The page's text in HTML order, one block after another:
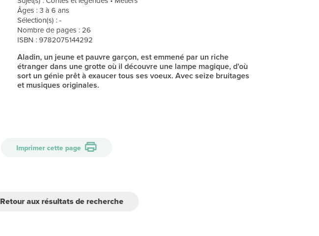
Âges : 3 à 6 ans
Sélection(s) : -
Nombre de pages : 26
ISBN : 9782075144292
Aladin, un jeune et pauvre garçon, est emmené par un riche
étranger dans une grotte où il découvre une lampe magique, d'où
sort un génie prêt à exaucer tous ses voeux. Avec seize bruitages
et musiques originales.
Imprimer cette page
Retour aux résultats de recherche